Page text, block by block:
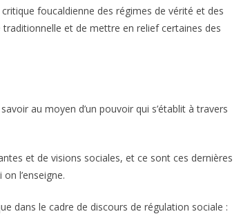
foucaldienne des régimes de vérité et des
et de mettre en relief certaines des
au moyen d’un pouvoir qui s’établit à travers
et de visions sociales, et ce sont ces dernières
l’enseigne.
dans le cadre de discours de régulation sociale :